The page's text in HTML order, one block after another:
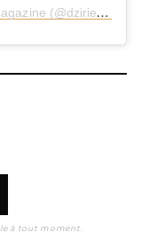
U
ne publication partagée par Dzirielle magazine (@dzirielle_magazine)
à tout moment.